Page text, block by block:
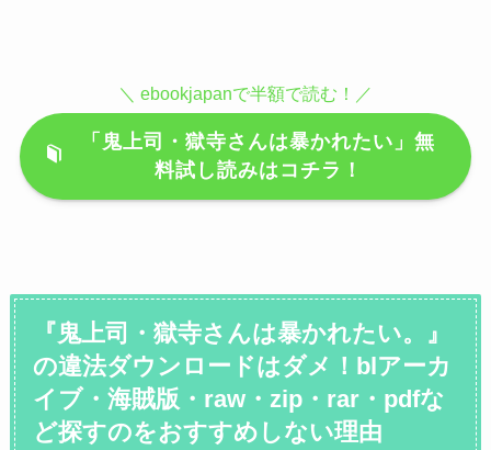
＼ ebookjapanで半額で読む！／
「鬼上司・獄寺さんは暴かれたい」無
料試し読みはコチラ！
『鬼上司・獄寺さんは暴かれたい。』
の違法ダウンロードはダメ！blアーカ
イブ・海賊版・raw・zip・rar・pdfな
ど探すのをおすすめしない理由